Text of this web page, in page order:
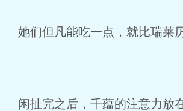
她们但凡能吃一点，就比瑞莱
闲扯完之后，千蕴的注意力放